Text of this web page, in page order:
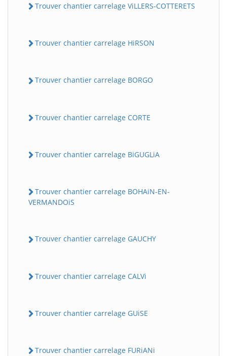
Trouver chantier carrelage ViLLERS-COTTERETS
Trouver chantier carrelage HiRSON
Trouver chantier carrelage BORGO
Trouver chantier carrelage CORTE
Trouver chantier carrelage BiGUGLiA
Trouver chantier carrelage BOHAiN-EN-
VERMANDOiS
Trouver chantier carrelage GAUCHY
Trouver chantier carrelage CALVi
Trouver chantier carrelage GUiSE
Trouver chantier carrelage FURiANi